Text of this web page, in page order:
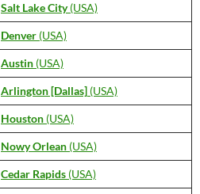
Salt Lake City(USA)
Denver (USA)
Austin (USA)
Arlington [Dallas] (USA)
Houston (USA)
Nowy Orlean (USA)
Cedar Rapids (USA)